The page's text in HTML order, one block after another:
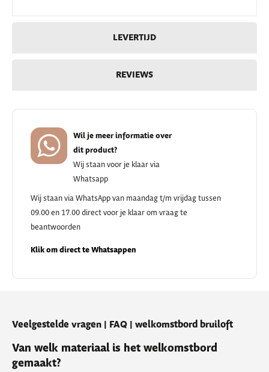
LEVERTIJD
REVIEWS
Wil je meer informatie over
dit product?
Wij staan voor je klaar via
Whatsapp
Wij staan via WhatsApp van maandag t/m vrijdag tussen
09.00 en 17.00 direct voor je klaar om vraag te
beantwoorden
Klik om direct te Whatsappen
Veelgestelde vragen | FAQ | welkomstbord bruiloft
Van welk materiaal is het welkomstbord
gemaakt?